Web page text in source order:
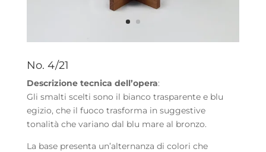
No. 4/21
Descrizione tecnica dell’opera:
Gli smalti scelti sono il bianco trasparente e blu
egizio, che il fuoco trasforma in suggestive
tonalità che variano dal blu mare al bronzo.
La base presenta un’alternanza di colori che